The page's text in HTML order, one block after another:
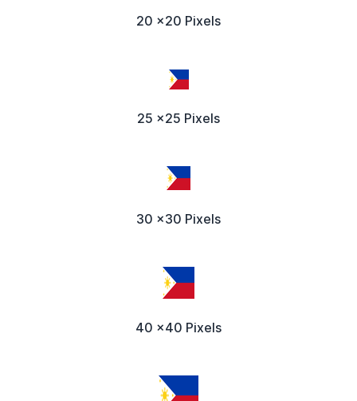
20 x20 Pixels
25 x25 Pixels
30 x30 Pixels
40 x40 Pixels